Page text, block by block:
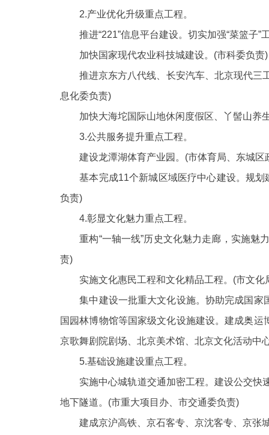
2.产业优化升级重点工程。
推进“221”信息平台建设。切实加强“菜篮子”
加快国家现代农业科技城建设。 (市科委负责)
推进京东方八代线、长安汽车、北京现代三
息化委负责)
加快大海坨国际山地休闲度假区、丫髻山养
3.公共服务提升重点工程。
建设龙潭湖体育产业园。 (市体育局、东城区
基本完成11个新城区域医疗中心建设。规
负责)
4.彰显文化魅力重点工程。
重构“一轴一线”历史文化魅力走廊，实施魅
责)
实施文化惠民工程和文化精品工程。 (市文化
集中建设一批重大文化设施。协助完成国家
国园林博物馆等国家级文化设施建设。建成奥
京歌舞剧院剧场、北京美术馆、北京文化活动中
5.基础设施建设重点工程。
实施中心城轨道交通加密工程。建设公交快
地下隧道。(市重大项目办、市交通委负责)
建成京沪高铁、京石客专、京沈客专、京张